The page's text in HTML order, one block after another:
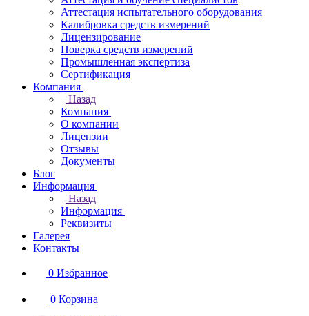
Аттестация испытательного оборудования
Калибровка средств измерений
Лицензирование
Поверка средств измерений
Промышленная экспертиза
Сертификация
Компания
Назад
Компания
О компании
Лицензии
Отзывы
Документы
Блог
Информация
Назад
Информация
Реквизиты
Галерея
Контакты
0 Избранное
0 Корзина